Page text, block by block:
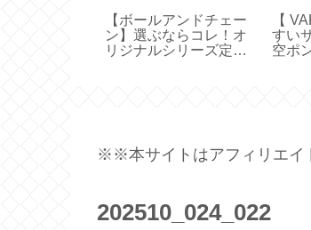
【 dアニメTV テレビ
画面で見る方法】ミラ
ーリングで外部出力の
【
すす
るス
※※本サイトはアフィリエイ
202510_024_022